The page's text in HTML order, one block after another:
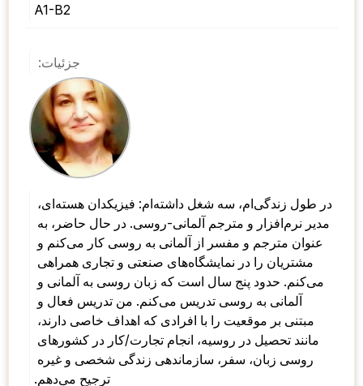
A1-B2
جزئیات:
در طول زندگی‌ام، سه شغل داشته‌ام: فیزیکدان هسته‌ای،